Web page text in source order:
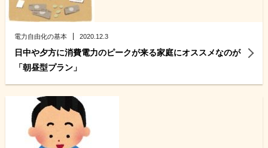
電力自由化の基本 2020.12.3
日中や夕方に消費電力のピークが来る家庭にオススメなのが
「朝昼型プラン」